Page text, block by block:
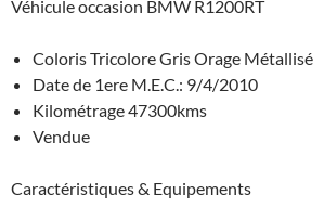
Véhicule occasion BMW R1200RT
Coloris Tricolore Gris Orage Métallisé
Date de 1ere M.E.C.: 9/4/2010
Kilométrage 47300kms
Vendue
Caractéristiques & Equipements